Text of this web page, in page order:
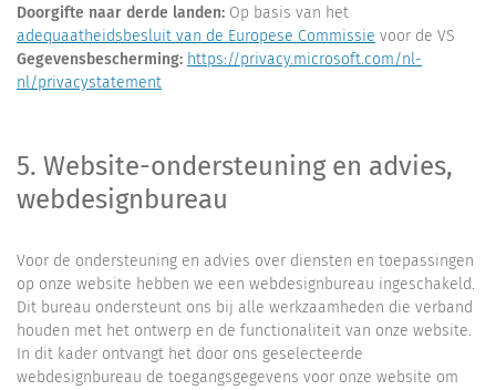
Doorgifte naar derde landen: Op basis van het
adequaatheidsbesluit van de Europese Commissie voor de VS
Gegevensbescherming: https://privacy.microsoft.com/nl-
nl/privacystatement
5. Website-ondersteuning en advies,
webdesignbureau
Voor de ondersteuning en advies over diensten en toepassingen
op onze website hebben we een webdesignbureau ingeschakeld.
Dit bureau ondersteunt ons bij alle werkzaamheden die verband
houden met het ontwerp en de functionaliteit van onze website.
In dit kader ontvangt het door ons geselecteerde
webdesignbureau de toegangsgegevens voor onze website om